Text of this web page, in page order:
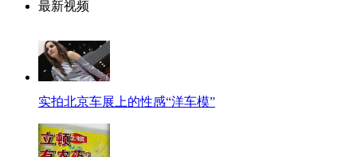
最新视频
实拍北京车展上的性感“洋车模”